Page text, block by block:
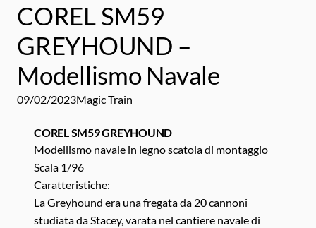
COREL SM59
GREYHOUND –
Modellismo Navale
09/02/2023Magic Train
COREL SM59 GREYHOUND
Modellismo navale in legno scatola di montaggio
Scala 1/96
Caratteristiche:
La Greyhound era una fregata da 20 cannoni
studiata da Stacey, varata nel cantiere navale di